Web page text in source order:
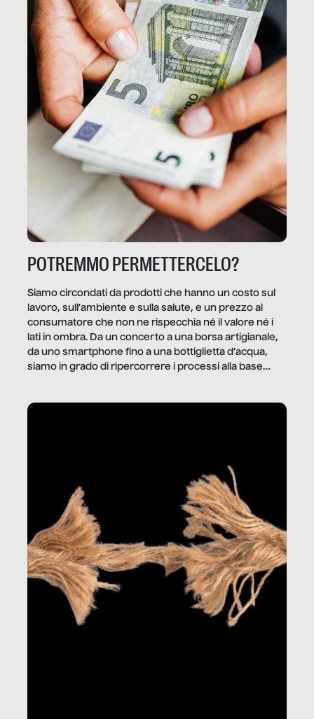
POTREMMO PERMETTERCELO?
Siamo circondati da prodotti che hanno un costo sul
lavoro, sull’ambiente e sulla salute, e un prezzo al
consumatore che non ne rispecchia né il valore né i
lati in ombra. Da un concerto a una borsa artigianale,
da uno smartphone fino a una bottiglietta d’acqua,
siamo in grado di ripercorrere i processi alla base
dietro gli oggetti e i servizi che fanno la nostra vita